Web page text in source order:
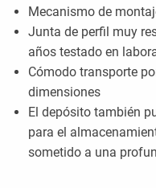
Mecanismo de
Junta de perfil muy
años testado en
Cómodo transporte
dimensiones
El depósito también
para el
sometido a una